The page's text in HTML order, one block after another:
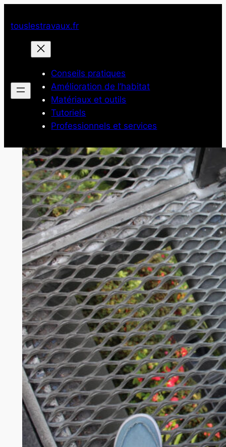
autouslestravaux.fr
Conseils pratiques
Amélioration de l’habitat
Matériaux et outils
Tutoriels
Professionnels et services